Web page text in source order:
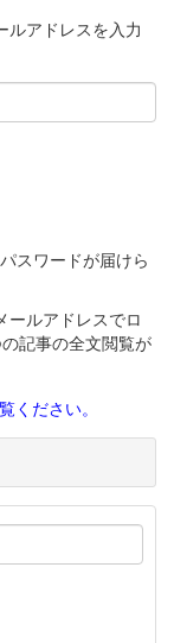
ルアドレスを入力
スワードが届けら
ールアドレスでロ
記事の全文閲覧が
ください。